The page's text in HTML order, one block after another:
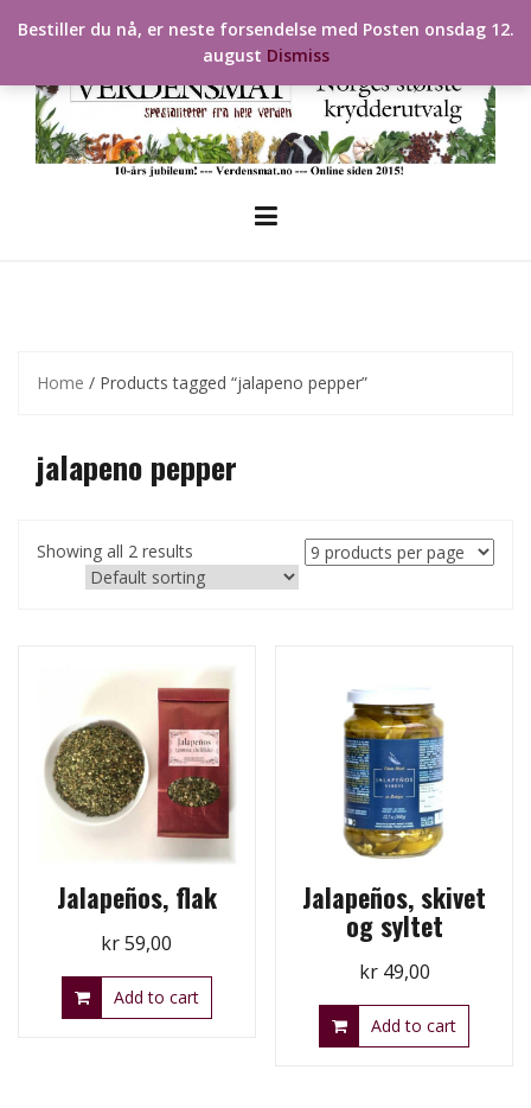
Home / Products tagged “jalapeno pepper”
jalapeno pepper
Showing all 2 results
Jalapeños, flak
kr59,00
Add to cart
Jalapeños, skivet
og syltet
kr49,00
Add to cart
Bestiller du nå, er neste forsendelse med Posten onsdag 12.
august Dismiss